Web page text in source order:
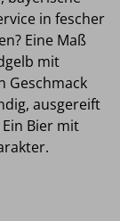
in fescher
Eine Maß
mit
Geschmack
ausgereift
Bier mit